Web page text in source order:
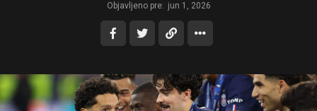
Objavljeno pre: jun 1, 2026